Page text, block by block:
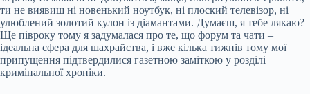
ти не виявиш ні новенький ноутбук, ні плоский телевізор, ні
улюблений золотий кулон із діамантами. Думаєш, я тебе лякаю?
Ще півроку тому я задумалася про те, що форум та чати –
ідеальна сфера для шахрайства, і вже кілька тижнів тому мої
припущення підтвердилися газетною заміткою у розділі
кримінальної хроніки.